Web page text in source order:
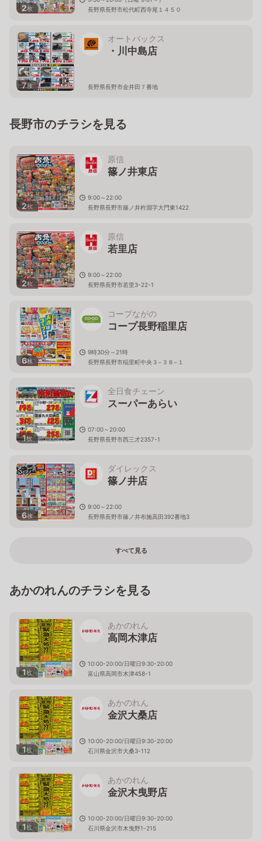
2枚
長野県長野市松代町西寺尾１４５０
7枚
オートバックス
・川中島店
長野県長野市金井田７番地
長野市のチラシを見る
2枚
原信
篠ノ井東店
9:00～22:00
長野県長野市篠ノ井杵淵字大門東1422
2枚
原信
若里店
9:00～22:00
長野県長野市若里3-22-1
6枚
コープながの
コープ長野稲里店
9時30分～21時
長野県長野市稲里町中央３−３８−１
1枚
全日食チェーン
スーパーあらい
07:00～20:00
長野県長野市西三才2357-1
6枚
ダイレックス
篠ノ井店
9:00～22:00
長野県長野市篠ノ井布施高田392番地3
すべて見る
あかのれんのチラシを見る
1枚
あかのれん
高岡木津店
10:00-20:00/日曜日9:30-20:00
富山県高岡市木津458-1
1枚
あかのれん
金沢大桑店
10:00-20:00/日曜日9:30-20:00
石川県金沢市大桑3-112
1枚
あかのれん
金沢木曳野店
10:00-20:00/日曜日9:30-20:00
石川県金沢市木曳野1-215